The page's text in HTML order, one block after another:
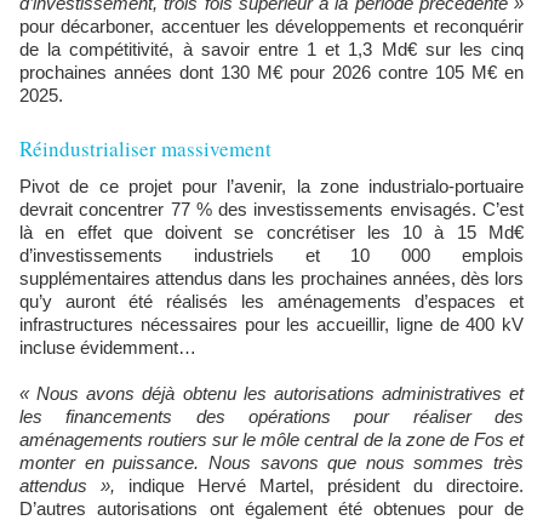
pour décarboner, accentuer les développements et reconquérir
de la compétitivité, à savoir entre 1 et 1,3 Md€ sur les cinq
prochaines années dont 130 M€ pour 2026 contre 105 M€ en
2025.
Réindustrialiser massivement
Pivot de ce projet pour l’avenir, la zone industrialo-portuaire
devrait concentrer 77 % des investissements envisagés. C’est
là en effet que doivent se concrétiser les 10 à 15 Md€
d’investissements industriels et 10 000 emplois
supplémentaires attendus dans les prochaines années, dès lors
qu’y auront été réalisés les aménagements d’espaces et
infrastructures nécessaires pour les accueillir, ligne de 400 kV
incluse évidemment…
« Nous avons déjà obtenu les autorisations administratives et
les financements des opérations pour réaliser des
aménagements routiers sur le môle central de la zone de Fos et
monter en puissance. Nous savons que nous sommes très
attendus », indique Hervé Martel, président du directoire.
D’autres autorisations ont également été obtenues pour de